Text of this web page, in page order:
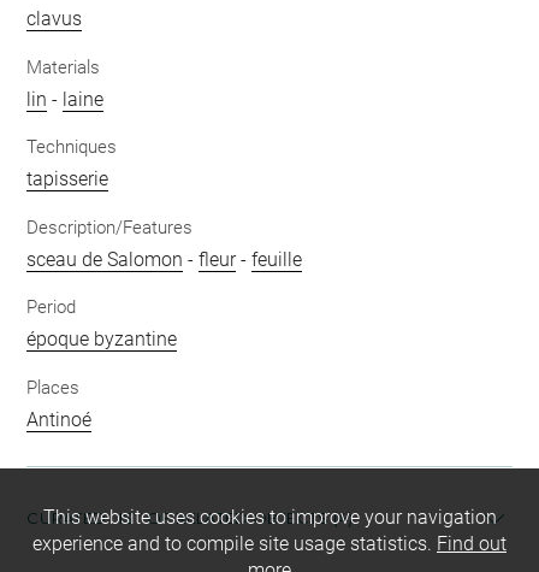
clavus
Materials
lin - laine
Techniques
tapisserie
Description/Features
sceau de Salomon -fleur-feuille
Period
époque byzantine
Places
Antinoé
CURATED LIST OF RELATED OBJECTS (4)
This website uses cookies to improve your navigation
experience and to compile site usage statistics. Find out